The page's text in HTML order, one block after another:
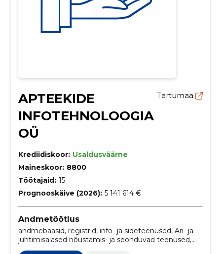
APTEEKIDE
INFOTEHNOLOOGIA
OÜ
Tartumaa
Krediidiskoor: Usaldusväärne
Maineskoor: 8800
Töötajaid: 15
Prognooskäive (2026): 5 141 614 €
Andmetöötlus
andmebaasid, registrid, info- ja sideteenused, Äri- ja
juhtimisalased nõustamis- ja seonduvad teenused,
programmeerimine